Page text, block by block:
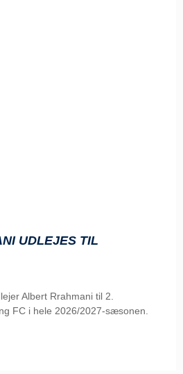
UDLEJES TIL
Albert Rrahmani til 2.
FC i hele 2026/2027-sæsonen.